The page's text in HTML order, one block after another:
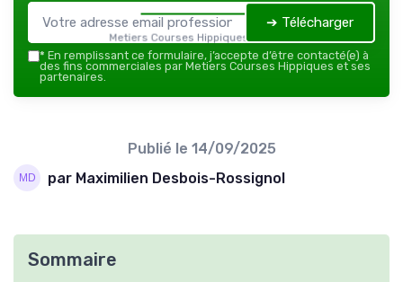
Metiers Courses Hippiques — 2026
➔ Télécharger
* En remplissant ce formulaire, j’accepte d’être contacté(e) à
des fins commerciales par Metiers Courses Hippiques et ses
partenaires.
Publié le 14/09/2025
par Maximilien Desbois-Rossignol
Sommaire